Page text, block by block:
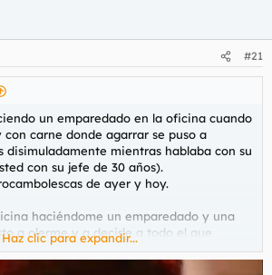
#21
un emparedado en la oficina cuando
carne donde agarrar se puso a
disimuladamente mientras hablaba con su
con su jefe de 30 años).
de ayer y hoy.
haciéndome un emparedado y una
a olerme y a decirle a todo el que
Golia el tito Pepinillo (tengo esencias
Haz clic para expandir...